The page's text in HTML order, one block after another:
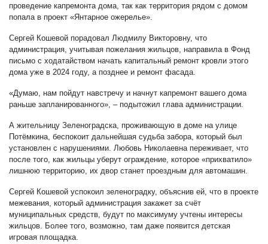
проведение капремонта дома, так как территория рядом с домом
попала в проект «Янтарное ожерелье».
Сергей Кошевой порадовал Людмилу Викторовну, что
администрация, учитывая пожелания жильцов, направила в Фонд
письмо с ходатайством начать капитальный ремонт кровли этого
дома уже в 2024 году, а позднее и ремонт фасада.
«Думаю, нам пойдут навстречу и начнут капремонт вашего дома
раньше запланированного», – подытожил глава администрации.
А жительницу Зеленоградска, проживающую в доме на улице
Потёмкина, беспокоит дальнейшая судьба забора, который был
установлен с нарушениями. Любовь Николаевна переживает, что
после того, как жильцы уберут ограждение, которое «прихватило»
лишнюю территорию, их двор станет проездным для автомашин.
Сергей Кошевой успокоил зеленоградку, объяснив ей, что в проекте
межевания, который администрация закажет за счёт
муниципальных средств, будут по максимуму учтены интересы
жильцов. Более того, возможно, там даже появится детская
игровая площадка.